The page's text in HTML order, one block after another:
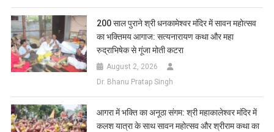
200 साल पुराने श्री धनकामेश्वर मंदिर में सावन महोत्सव
का भक्तिमय आगाज: सत्यनारायण कथा और महा
रुद्राभिषेक से गूंजा मोती कटरा
August 2, 2026
Dr. Bhanu Pratap Singh
आगरा में भक्ति का अनूठा संगम: श्री महाकालेश्वर मंदिर में
कलश यात्रा के साथ सावन महोत्सव और श्रीराम कथा का